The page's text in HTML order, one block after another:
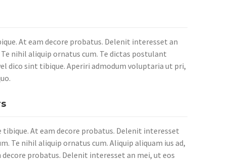
At eam decore probatus. Delenit interesset an
nihil aliquip ornatus cum. Te dictas postulant
dico sint tibique. Aperiri admodum voluptaria ut pri,
At eam decore probatus. Delenit interesset
Te nihil aliquip ornatus cum. Aliquip aliquam ius ad,
probatus. Delenit interesset an mei, ut eos